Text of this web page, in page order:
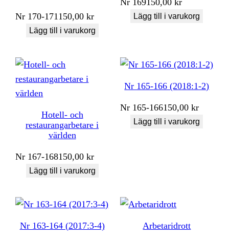
Nr 170-171150,00kr
Lägg till i varukorg
Nr 169150,00kr
Lägg till i varukorg
Hotell- och
restaurangarbetare i
världen
Nr 167-168150,00kr
Lägg till i varukorg
Nr 165-166 (2018:1-2)
Nr 165-166150,00kr
Lägg till i varukorg
Nr 163-164 (2017:3-4) Arbetaridrott